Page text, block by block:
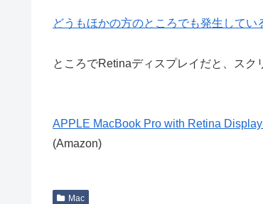
どうもほかの方のところでも発生してい
ところでRetinaディスプレイだと、ス
APPLE MacBook Pro with Retina
(Amazon)
Mac